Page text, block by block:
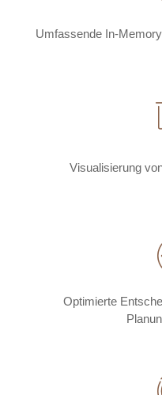
Umfassende In-
Visualisierung
Optimierte